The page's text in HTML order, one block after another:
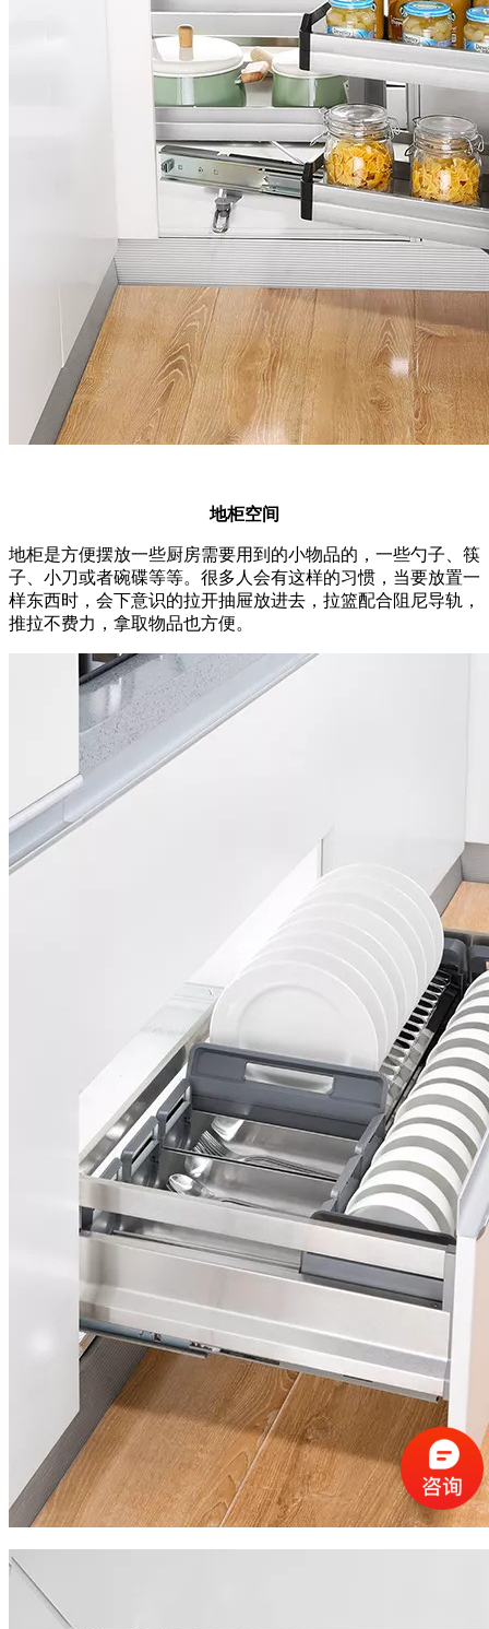
地柜空间
地柜是方便摆放一些厨房需要用到的小物品的，一些勺子、筷
子、小刀或者碗碟等等。很多人会有这样的习惯，当要放置一
样东西时，会下意识的拉开抽屉放进去，拉篮配合阻尼导轨，
推拉不费力，拿取物品也方便。